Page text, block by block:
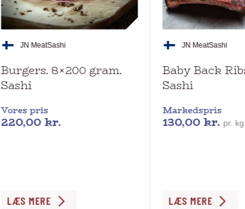
JN MeatSashi
Burgers. 8×200 gram.
Sashi
Vores pris
220,00kr.
LÆS MERE
JN MeatSashi
Baby Back
Sashi
Markedspris
130,00kr. pr. kg.
Dette
LÆS MERE